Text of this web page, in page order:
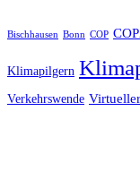
Bischhausen Bonn COP
Klimapilgern
Verkehrswende